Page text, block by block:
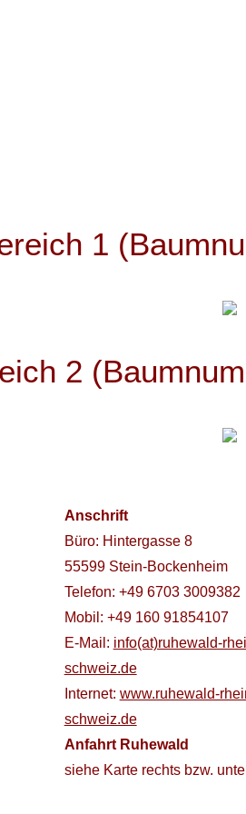
1
2
Anschrift
Büro: Hintergasse 8
55599 Stein-Bockenheim
Telefon: +49 6703 3009382
Mobil: +49 160 91854107
E-Mail: info(at)ruhewald-
schweiz.de
Internet: www.ruhewald-
schweiz.de
Anfahrt Ruhewald
siehe Karte rechts bzw.